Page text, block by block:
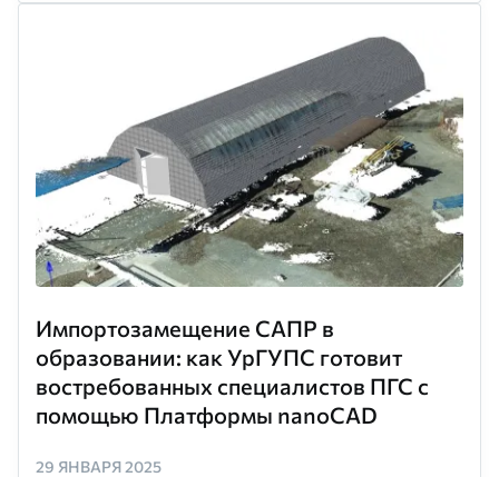
Импортозамещение САПР в
образовании: как УрГУПС готовит
востребованных специалистов ПГС с
помощью Платформы nanoCAD
29 ЯНВАРЯ 2025